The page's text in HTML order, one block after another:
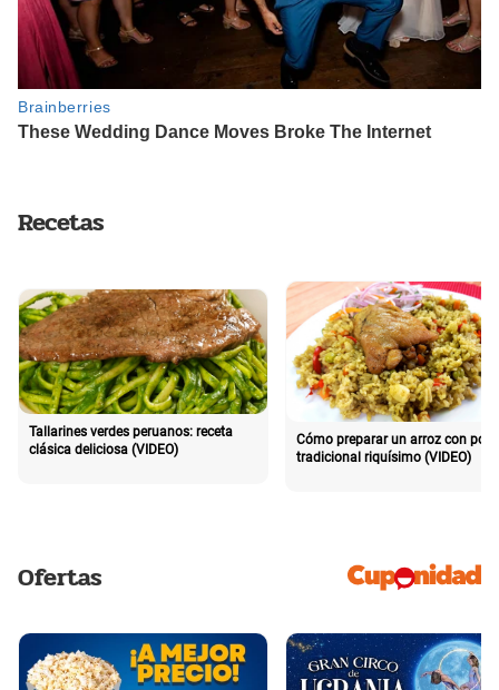
Recetas
Tallarines verdes peruanos: receta
clásica deliciosa (VIDEO)
Cómo preparar un arroz con pollo
tradicional riquísimo (VIDEO)
Ofertas